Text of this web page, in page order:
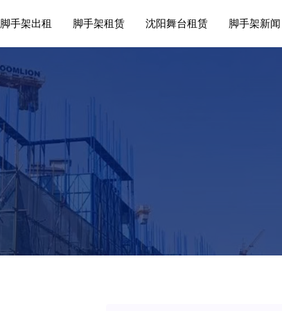
脚手架出租 脚手架租赁 沈阳舞台租赁 脚手架新闻